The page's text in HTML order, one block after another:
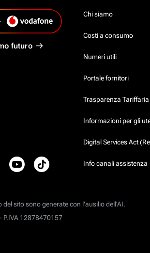
futuro
Chi siamo
Costi a consumo
Numeri utili
Portale fornitori
Trasparenza Tariffaria
Informazioni per gli
Digital Services Act
Info canali assistenza
del sito sono generate con l'ausilio dell'AI.
P.IVA 12878470157